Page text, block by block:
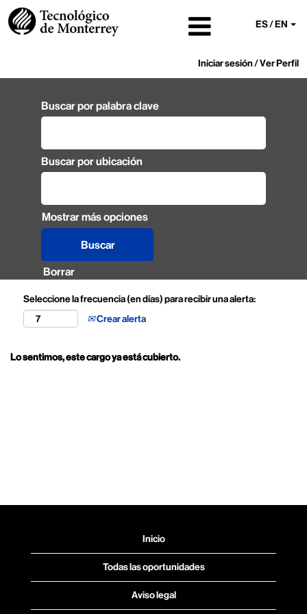
ES / EN
Iniciar sesión / Ver Perfil
Buscar por palabra clave
Buscar por ubicación
Mostrar más opciones
Borrar
Seleccione la frecuencia (en días) para recibir una alerta:
Crear alerta
Lo sentimos, este cargo ya está cubierto.
Inicio
Todas las oportunidades
Aviso legal